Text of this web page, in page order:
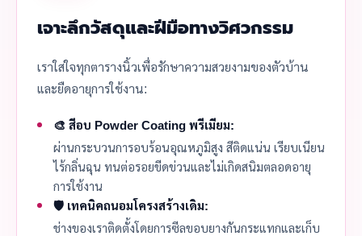
เจาะลึกวัสดุและฝีมือทางวิศวกรรม
เราใส่ใจทุกตารางนิ้วเพื่อรักษาความสวยงามของตัวบ้าน
และยืดอายุการใช้งาน:
🎨 สีอบ Powder Coating พรีเมียม:
ผ่านกระบวนการอบร้อนอุณหภูมิสูง สีติดแน่น เรียบเนียน
ไร้กลิ่นฉุน ทนต่อรอยขีดข่วนและไม่เกิดสนิมตลอดอายุ
การใช้งาน
🛡️ เทคนิคถนอมโครงสร้างเดิม:
ช่างของเราติดตั้งโดยการซีลขอบยางกันกระแทกและเก็บ